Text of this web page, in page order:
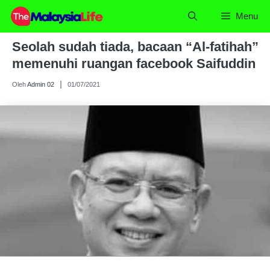
Skip
content
Menu
Seolah sudah tiada, bacaan “Al-fatihah”
memenuhi ruangan facebook Saifuddin
OlehAdmin 02 01/07/2021